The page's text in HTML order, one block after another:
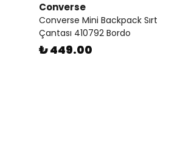
Converse
Converse Mini Backpack Sırt
Çantası 410792 Bordo
₺ 449.00